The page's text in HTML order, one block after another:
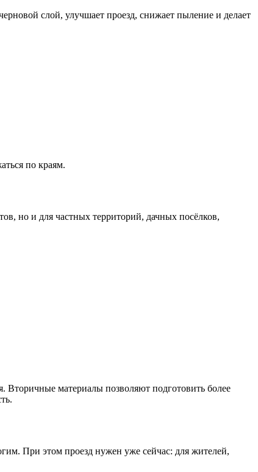
слой, улучшает проезд, снижает пыление и делает
по краям.
но и для частных территорий, дачных посёлков,
Вторичные материалы позволяют подготовить более
При этом проезд нужен уже сейчас: для жителей,